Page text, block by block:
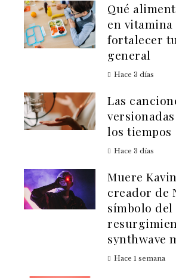
Qué
en vitamina
fortalecer
general
Hace 3 días
Las
los tiempos
Hace 3 días
Muere
creador de
símbolo del
synthwave
Hace 1 semana